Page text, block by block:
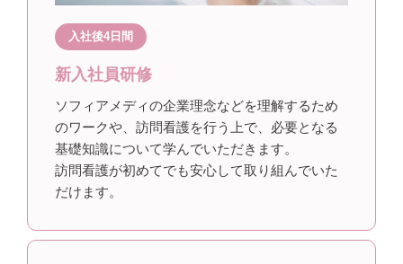
入社後4日間
新入社員研修
ソフィアメディの企業理念などを理解するため
のワークや、訪問看護を行う上で、必要となる
基礎知識について学んでいただきます。
訪問看護が初めてでも安心して取り組んでいた
だけます。